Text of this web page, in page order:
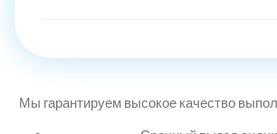
Мы гарантируем высокое качество
Домодедовский